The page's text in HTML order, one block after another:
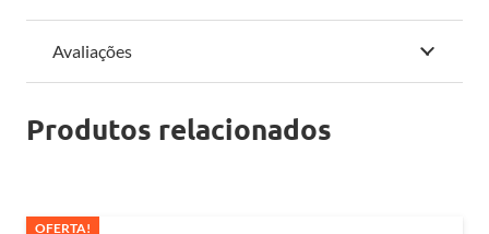
Avaliações
Produtos relacionados
OFERTA!